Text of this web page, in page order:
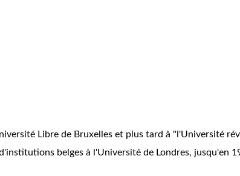
Libre de Bruxelles et plus tard à "l'Université
belges à l'Université de Londres, jusqu'en